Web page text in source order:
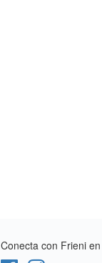
Conecta con Frieni